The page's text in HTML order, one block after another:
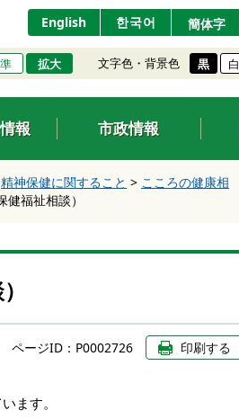
English 한국어 簡体字
拡大 文字色・背景色 黒 白
報 市政情報
精神保健に関すること > こころの健康相
福祉相談）
ページID：P0002726 印刷する
ます。